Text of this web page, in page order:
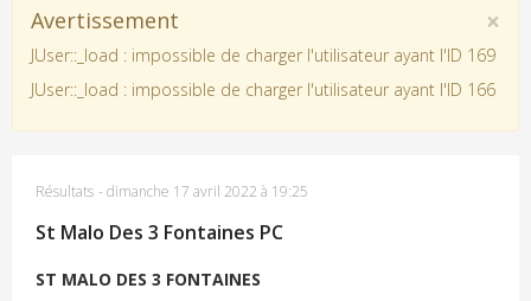
×
Avertissement
JUser::_load : impossible de charger l'utilisateur ayant l'ID 169
JUser::_load : impossible de charger l'utilisateur ayant l'ID 166
Résultats - dimanche 17 avril 2022 à 19:25
St Malo Des 3 Fontaines PC
ST MALO DES 3 FONTAINES